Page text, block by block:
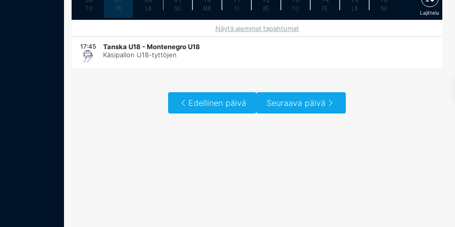
TO PE LA SU MA TI KE TO PE LA SU
Lajittelu
Näytä aiemmat tapahtumat
17:45 Tanska U18 -Montenegro U18
Käsipallon U18-tyttöjen
Edellinen päivä Seuraava päivä